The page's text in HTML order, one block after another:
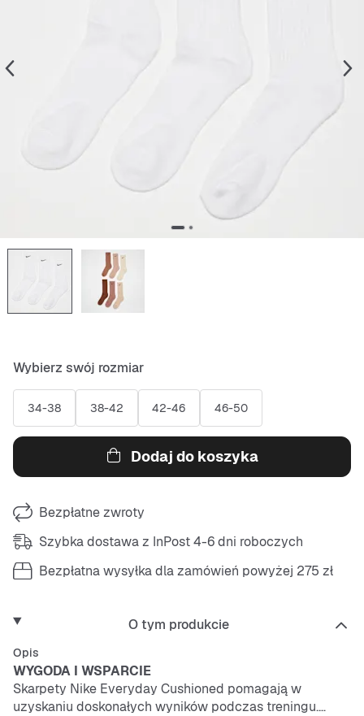
Wybierz swój rozmiar
34-38 38-42 42-46 46-50
Dodaj do koszyka
Bezpłatne zwroty
Szybka dostawa z InPost 4-6 dni roboczych
Bezpłatna wysyłka dla zamówień powyżej 275 zł
O tym produkcie
Opis
WYGODA I WSPARCIE
Skarpety Nike Everyday Cushioned pomagają w
uzyskaniu doskonałych wyników podczas treningu.